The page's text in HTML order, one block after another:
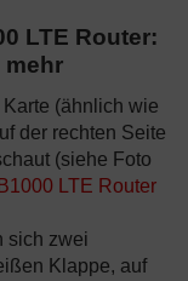
LTE Router:
mehr
(ähnlich wie
der rechten Seite
(siehe Foto
LTE Router
sich zwei
Klappe, auf